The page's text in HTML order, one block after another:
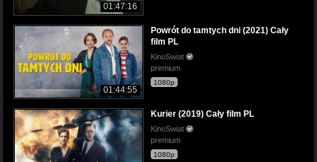
01:47:16
01:44:55
Powrót do tamtych dni (2021) Cały
film PL
KinoSwiat
premium
1080p
Kurier (2019) Cały film PL
KinoSwiat
premium
1080p